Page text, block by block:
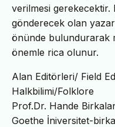
verilmesi gerekecektir.
gönderecek olan
önünde bulundurarak
önemle rica olunur.
Alan Editörleri/ Field
Halkbilimi/Folklore
Prof.Dr. Hande
Goethe İniversitet-